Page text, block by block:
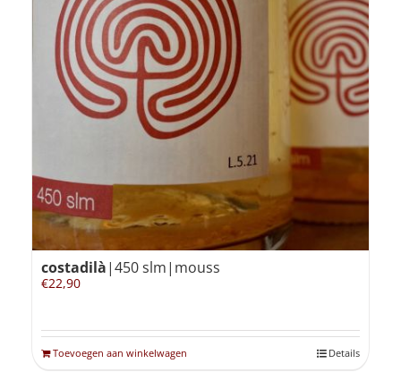
costadilà|450 slm|mouss
€22,90
Toevoegen aan winkelwagen Details